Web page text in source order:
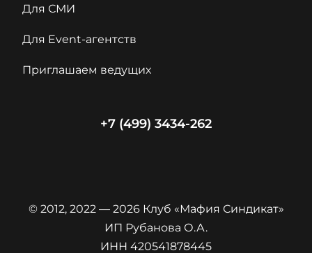
Для СМИ
Для Event-агентств
Приглашаем ведущих
+7 (499) 3434-262
© 2012, 2022 — 2026 Клуб «Мафия Синдикат»
ИП Рубанова О.А.
ИНН 420541878445